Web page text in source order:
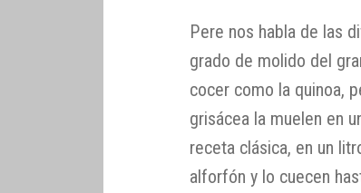
Pere nos habla de las
grado de molido del
cocer como la quinoa,
grisácea la muelen en
receta clásica, en un
alforfón y lo cuecen